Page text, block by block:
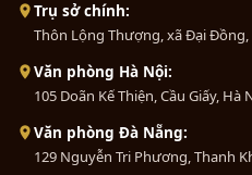
Trụ sở chính:
Thôn Lộng Thượng, xã Đại
Văn phòng Hà Nội:
105 Doãn Kế Thiện, Cầu Giấy, Hà
Văn phòng Đà Nẵng:
129 Nguyễn Tri Phương, Thanh